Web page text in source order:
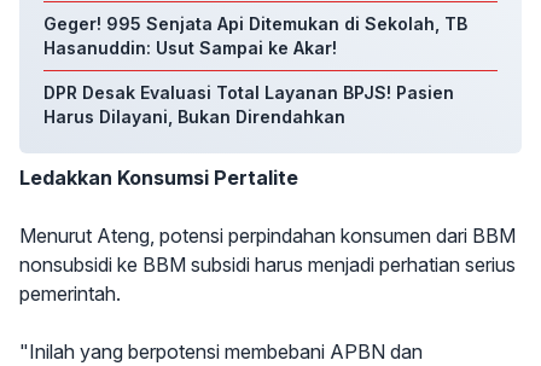
Geger! 995 Senjata Api Ditemukan di Sekolah, TB
Hasanuddin: Usut Sampai ke Akar!
DPR Desak Evaluasi Total Layanan BPJS! Pasien
Harus Dilayani, Bukan Direndahkan
Ledakkan Konsumsi Pertalite
Menurut Ateng, potensi perpindahan konsumen dari BBM
nonsubsidi ke BBM subsidi harus menjadi perhatian serius
pemerintah.
"Inilah yang berpotensi membebani APBN dan